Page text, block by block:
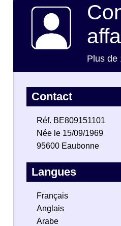
Plus de
Contact
Réf. BE809151101
Née le 15/09/1969
95600 Eaubonne
Langues
Français
Anglais
Arabe